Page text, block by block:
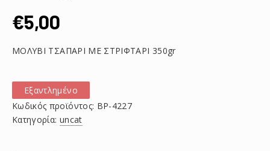
€5,00
ΜΟΛΥΒΙ ΤΣΑΠΑΡΙ ΜΕ ΣΤΡΙΦΤΑΡΙ 350gr
Εξαντλημένο
Κωδικός προϊόντος: ΒΡ-4227
Κατηγορία: uncat